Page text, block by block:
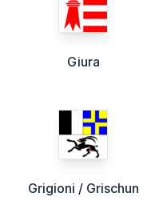
Giura
Grigioni / Grischun